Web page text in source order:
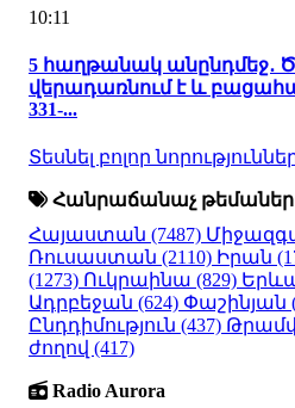
10:11
5 հաղթանակ անընդմեջ․
վերադառնում է և
331-...
Տեսնել բոլոր
Հանրաճանաչ թեմաներ
Հայաստան (7487)
Ռուսաստան (2110) Իրան
(1273) Ուկրաինա (829)
Ադրբեջան (624) Փաշինյան
Ընդդիմություն (437)
ժողով (417)
Radio Aurora